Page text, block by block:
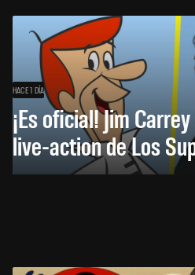
HACE 1 DÍA
¡Es oficial! Jim
live-action de Los